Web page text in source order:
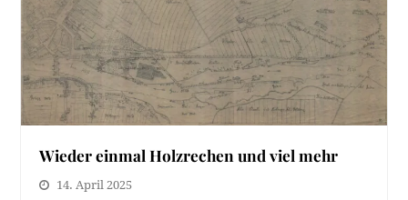
Wieder einmal Holzrechen und viel mehr
14. April 2025